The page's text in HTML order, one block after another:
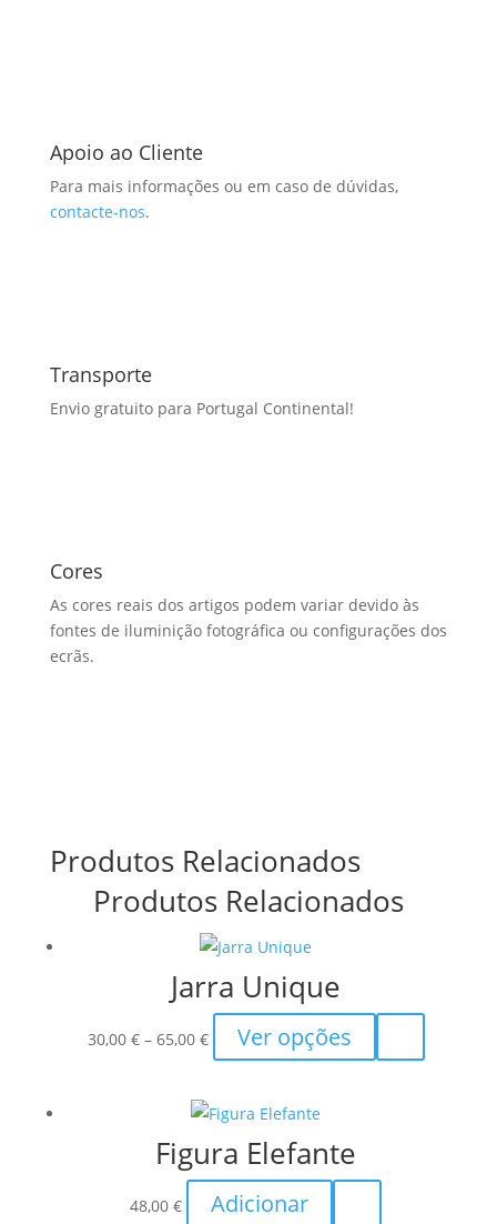
Apoio ao Cliente
Para mais informações ou em caso de dúvidas,
contacte-nos.
Transporte
Envio gratuito para Portugal Continental!
Cores
As cores reais dos artigos podem variar devido às
fontes de iluminição fotográfica ou configurações dos
ecrãs.
Produtos Relacionados
Produtos Relacionados
Jarra Unique
30,00 € – 65,00 €Price
range:
through
65,00 €
Ver opções
product
The
Figura Elefante
48,00€ Adicionar